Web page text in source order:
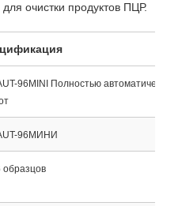
очистки продуктов ПЦР.
96MINI Полностью автоматический
96МИНИ
образцов